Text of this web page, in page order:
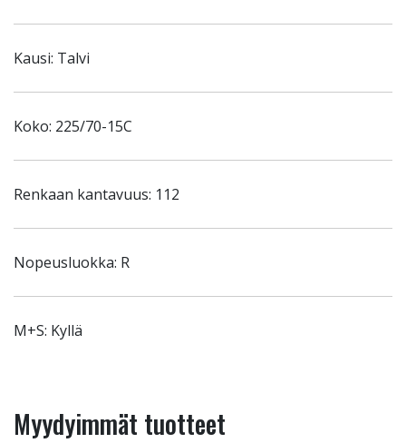
Kausi: Talvi
Koko: 225/70-15C
Renkaan kantavuus: 112
Nopeusluokka: R
M+S: Kyllä
Myydyimmät tuotteet